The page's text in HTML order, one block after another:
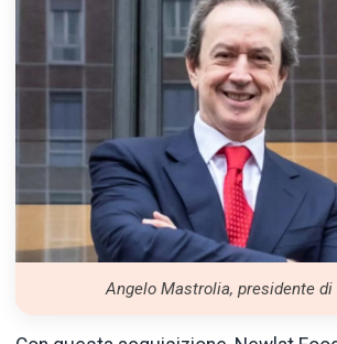
Angelo Mastrolia, presidente